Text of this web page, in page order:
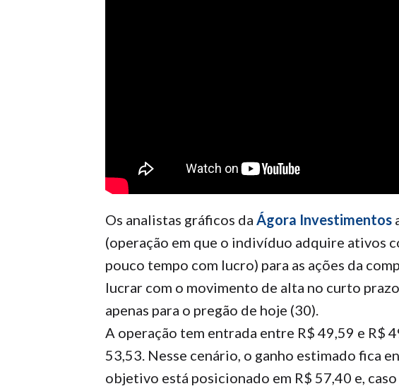
Os analistas gráficos da Ágora Investimentos
(operação em que o indivíduo adquire ativos
pouco tempo com lucro) para as ações da
lucrar com o movimento de alta no curto
apenas para o pregão de hoje (30).
A operação tem entrada entre R$ 49,59 e R$
53,53. Nesse cenário, o ganho estimado fica
objetivo está posicionado em R$ 57,40 e,